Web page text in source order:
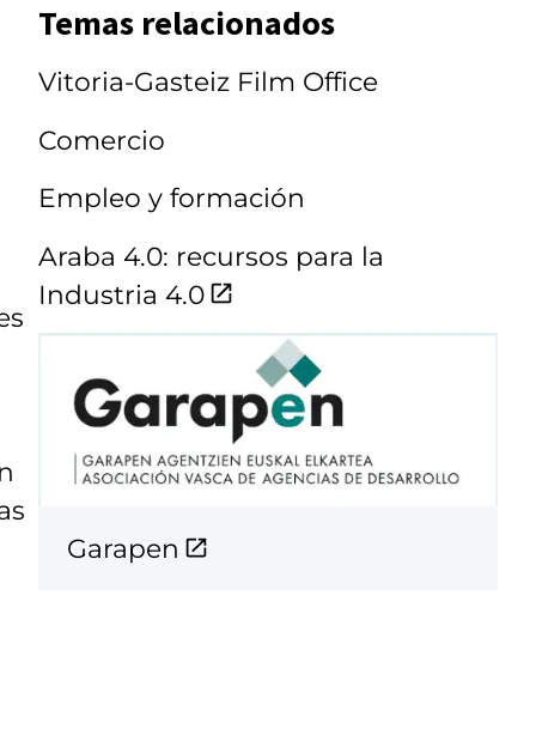
Temas relacionados
Vitoria-Gasteiz Film Office
Comercio
Empleo y formación
Araba 4.0: recursos para la
Industria 4.0
Garapen